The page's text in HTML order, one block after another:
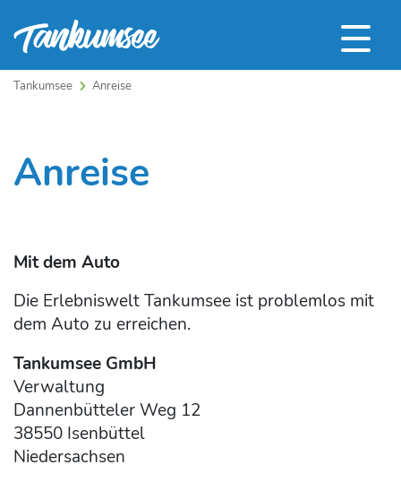
Tankumsee Anreise
Anreise
Mit dem Auto
Die Erlebniswelt Tankumsee ist problemlos mit
dem Auto zu erreichen.
Tankumsee GmbH
Verwaltung
Dannenbütteler Weg 12
38550 Isenbüttel
Niedersachsen